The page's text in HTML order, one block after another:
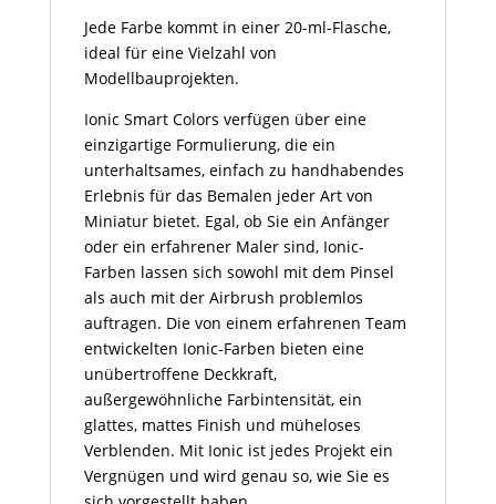
Jede Farbe kommt in einer 20-ml-Flasche,
ideal für eine Vielzahl von
Modellbauprojekten.
Ionic Smart Colors verfügen über eine
einzigartige Formulierung, die ein
unterhaltsames, einfach zu handhabendes
Erlebnis für das Bemalen jeder Art von
Miniatur bietet. Egal, ob Sie ein Anfänger
oder ein erfahrener Maler sind, Ionic-
Farben lassen sich sowohl mit dem Pinsel
als auch mit der Airbrush problemlos
auftragen. Die von einem erfahrenen Team
entwickelten Ionic-Farben bieten eine
unübertroffene Deckkraft,
außergewöhnliche Farbintensität, ein
glattes, mattes Finish und müheloses
Verblenden. Mit Ionic ist jedes Projekt ein
Vergnügen und wird genau so, wie Sie es